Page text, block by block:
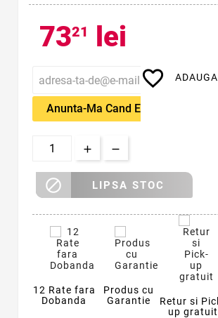
7321 lei
Anunta-Ma Cand Este Disponibil
favorite_border
 LIPSA STOC
12 Rate fara
Dobanda
Produs cu
Garantie
Retur si
up gratuit